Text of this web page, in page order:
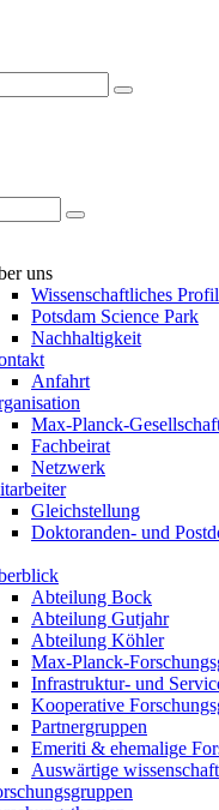
uns
Wissenschaftliches Profil
Potsdam Science Park
Nachhaltigkeit
Anfahrt
Max-Planck-
Fachbeirat
Netzwerk
Gleichstellung
Doktoranden- und
Abteilung Bock
Abteilung Gutjahr
Abteilung Köhler
Max-Planck-
Infrastruktur- und
Kooperative
Partnergruppen
Emeriti & ehemalige
Auswärtige